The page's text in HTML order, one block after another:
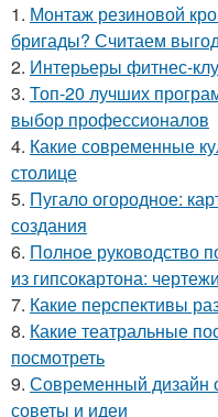
1. Монтаж резиновой
бригады? Считаем
2. Интерьеры фитнес-
3. Топ-20 лучших
выбор профессионалов
4. Какие современные
столице
5. Пугало огородное:
создания
6. Полное руководство
из гипсокартона:
7. Какие перспективы
8. Какие театральные
посмотреть
9. Современный дизайн
советы и идеи